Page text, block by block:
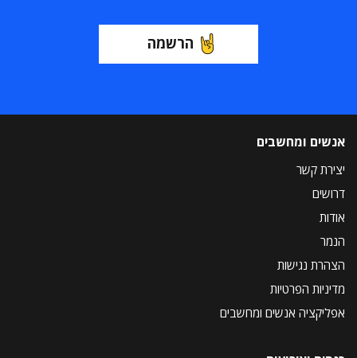
הרשמה
אנשים ומחשבים
יצירת קשר
דרושים
אודות
הנמר
הצהרת נגישות
מדיניות הפרטיות
אפליקציה אנשים ומחשבים